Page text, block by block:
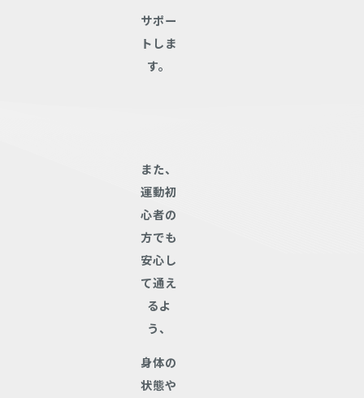
サポー
トしま
す。
また、
運動初
心者の
方でも
安心し
て通え
るよ
う、
身体の
状態や